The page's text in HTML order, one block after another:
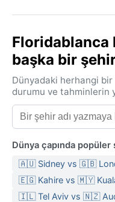
Floridablanca
başka bir
Dünyadaki herhangi bir
durumu ve tahminlerin
Dünya çapında popüler
🇦🇺 Sidney vs 🇬🇧
🇪🇬 Kahire vs 🇲🇾
🇮🇱 Tel Aviv vs 🇳🇿